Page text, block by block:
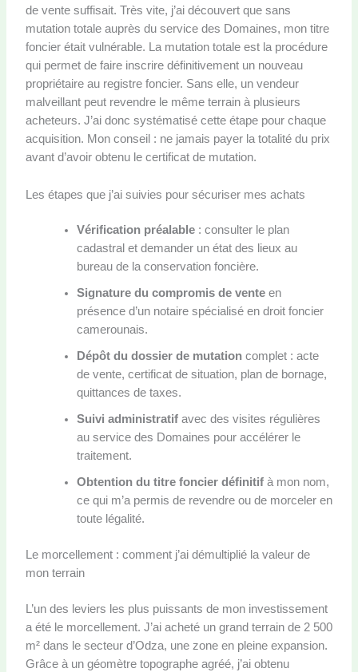
de vente suffisait. Très vite, j’ai découvert que sans
mutation totale auprès du service des Domaines, mon titre
foncier était vulnérable. La mutation totale est la procédure
qui permet de faire inscrire définitivement un nouveau
propriétaire au registre foncier. Sans elle, un vendeur
malveillant peut revendre le même terrain à plusieurs
acheteurs. J’ai donc systématisé cette étape pour chaque
acquisition. Mon conseil : ne jamais payer la totalité du prix
avant d’avoir obtenu le certificat de mutation.
Les étapes que j’ai suivies pour sécuriser mes achats
Vérification préalable: consulter le plan
cadastral et demander un état des lieux au
bureau de la conservation foncière.
Signature du compromis de venteen
présence d’un notaire spécialisé en droit foncier
camerounais.
Dépôt du dossier de mutationcomplet : acte
de vente, certificat de situation, plan de bornage,
quittances de taxes.
Suivi administratifavec des visites régulières
au service des Domaines pour accélérer le
traitement.
Obtention du titre foncier définitifà mon nom,
ce qui m’a permis de revendre ou de morceler en
toute légalité.
Le morcellement : comment j’ai démultiplié la valeur de
mon terrain
L’un des leviers les plus puissants de mon investissement
a été le morcellement. J’ai acheté un grand terrain de 2 500
m² dans le secteur d’Odza, une zone en pleine expansion.
Grâce à un géomètre topographe agréé, j’ai obtenu